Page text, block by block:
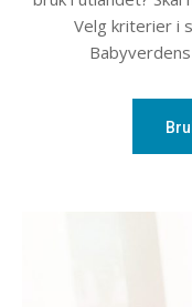
Velg kriterier i